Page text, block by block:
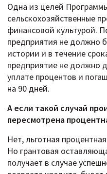
Одна из целей
сельскохозяйственные
финансовой культурой.
предприятия не должно
истории и в течение
предприятие не должно
уплате процентов и
на 90 дней.
А если такой случай
пересмотрена
Нет, льготная
Но грантовая
получает в случае